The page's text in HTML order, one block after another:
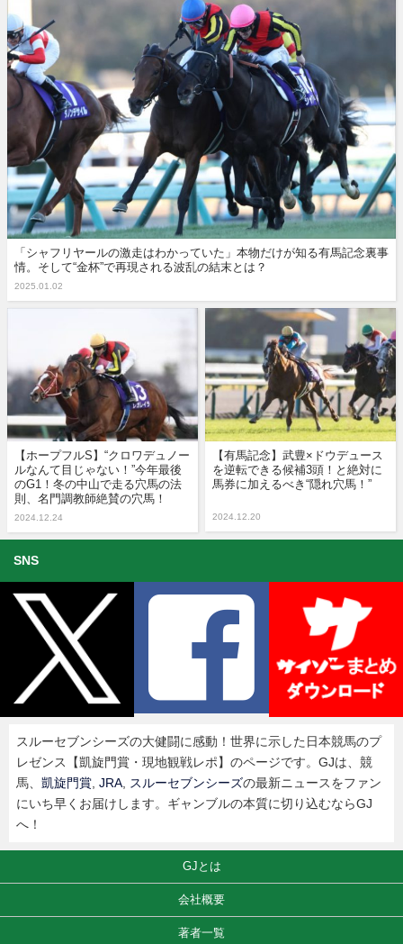
「シャフリヤールの激走はわかっていた」本物だけが知る有馬記念裏事
情。そして“金杯”で再現される波乱の結末とは？
2025.01.02
【ホープフルS】“クロワデュノー
ルなんて目じゃない！”今年最後
のG1！冬の中山で走る穴馬の法
則、名門調教師絶賛の穴馬！
2024.12.24
【有馬記念】武豊×ドウデュース
を逆転できる候補3頭！と絶対に
馬券に加えるべき“隠れ穴馬！”
2024.12.20
SNS
スルーセブンシーズの大健闘に感動！世界に示した日本競馬のプ
レゼンス【凱旋門賞・現地観戦レポ】のページです。GJは、競
馬、 凱旋門賞 JRA スルーセブンシーズの最新ニュースをファン
にいち早くお届けします。ギャンブルの本質に切り込むならGJ
へ！
GJとは
会社概要
著者一覧